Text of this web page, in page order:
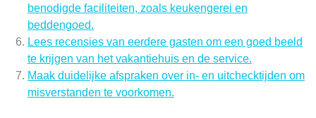
benodigde faciliteiten, zoals keukengerei en
beddengoed.
Lees recensies van eerdere gasten om een goed beeld
te krijgen van het vakantiehuis en de service.
Maak duidelijke afspraken over in- en uitchecktijden om
misverstanden te voorkomen.